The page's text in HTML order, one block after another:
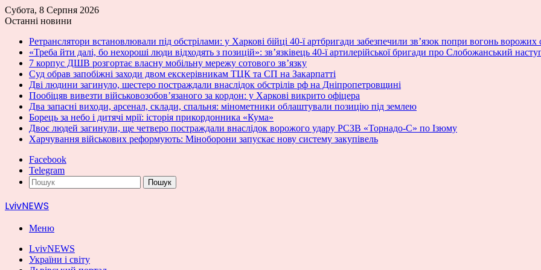
Субота, 8 Серпня 2026
Останні новини
Ретранслятори встановлювали під обстрілами: у Харкові бійці 40-ї артбригади забезпечили зв’язок попри вогонь ворожих
«Треба йти далі, бо нехороші люди відходять з позицій»: зв’язківець 40-ї артилерійської бригади про Слобожанський
7 корпус ДШВ розгортає власну мобільну мережу сотового зв’язку
Суд обрав запобіжні заходи двом екскерівникам ТЦК та СП на Закарпатті
Дві людини загинуло, шестеро постраждали внаслідок обстрілів рф на Дніпропетровщині
Пообіцяв вивезти військовозобов’язаного за кордон: у Харкові викрито офіцера
Два запасні виходи, арсенал, склади, спальня: мінометники облаштували позицію під землею
Борець за небо і дитячі мрії: історія прикордонника «Кума»
Двоє людей загинули, ще четверо постраждали внаслідок ворожого удару РСЗВ «Торнадо-С» по Ізюму
Харчування військових реформують: Міноборони запускає нову систему закупівель
Facebook
Telegram
Пошук
LvivNEWS
Меню
LvivNEWS
України і світу